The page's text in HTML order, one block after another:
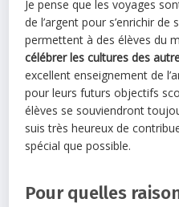
Je pense que les voyages
de l’argent pour s’enrichir
permettent à des élèves du
célébrer les cultures des
excellent enseignement de
pour leurs futurs objectifs
élèves se souviendront
suis très heureux de
spécial que possible.
Pour quelles